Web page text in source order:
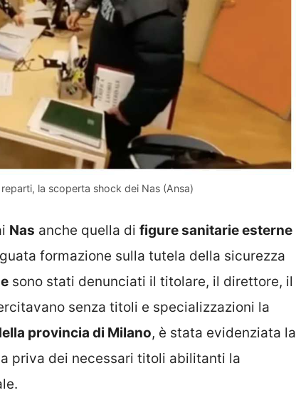
la scoperta shock dei Nas (Ansa)
Nas anche quella di figure sanitarie esterne
formazione sulla tutela della sicurezza
sono stati denunciati il titolare, il direttore, il
senza titoli e specializzazioni la
provincia di Milano, è stata evidenziata la
priva dei necessari titoli abilitanti la